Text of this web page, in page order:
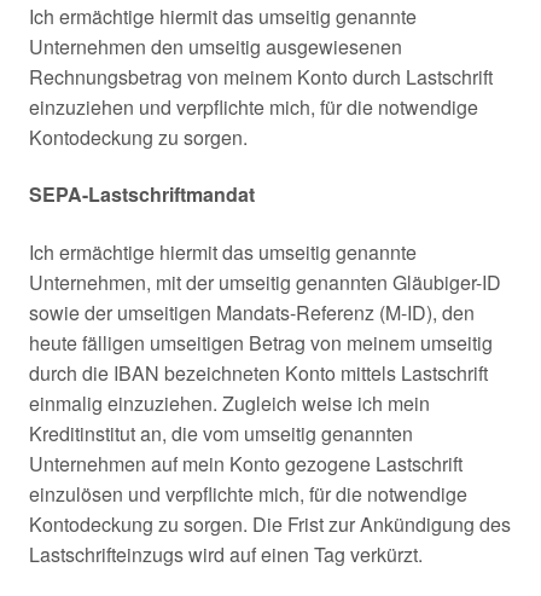
Ich ermächtige hiermit das umseitig genannte
Unternehmen den umseitig ausgewiesenen
Rechnungsbetrag von meinem Konto durch Lastschrift
einzuziehen und verpflichte mich, für die notwendige
Kontodeckung zu sorgen.
SEPA-Lastschriftmandat
Ich ermächtige hiermit das umseitig genannte
Unternehmen, mit der umseitig genannten Gläubiger-ID
sowie der umseitigen Mandats-Referenz (M-ID), den
heute fälligen umseitigen Betrag von meinem umseitig
durch die IBAN bezeichneten Konto mittels Lastschrift
einmalig einzuziehen. Zugleich weise ich mein
Kreditinstitut an, die vom umseitig genannten
Unternehmen auf mein Konto gezogene Lastschrift
einzulösen und verpflichte mich, für die notwendige
Kontodeckung zu sorgen. Die Frist zur Ankündigung des
Lastschrifteinzugs wird auf einen Tag verkürzt.